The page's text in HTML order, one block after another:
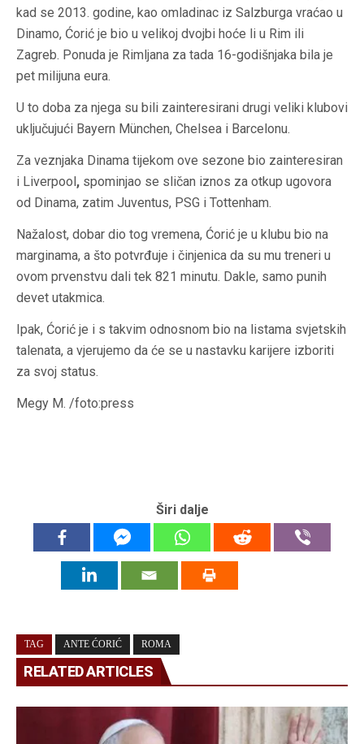
kad se 2013. godine, kao omladinac iz Salzburga vraćao u
Dinamo, Ćorić je bio u velikoj dvojbi hoće li u Rim ili
Zagreb. Ponuda je Rimljana za tada 16-godišnjaka bila je
pet milijuna eura.
U to doba za njega su bili zainteresirani drugi veliki klubovi
uključujući Bayern München, Chelsea i Barcelonu.
Za veznjaka Dinama tijekom ove sezone bio zainteresiran
i Liverpool , spominjao se sličan iznos za otkup ugovora
od Dinama, zatim Juventus, PSG i Tottenham.
Nažalost, dobar dio tog vremena, Ćorić je u klubu bio na
marginama, a što potvrđuje i činjenica da su mu treneri u
ovom prvenstvu dali tek 821 minutu. Dakle, samo punih
devet utakmica.
Ipak, Ćorić je i s takvim odnosnom bio na listama svjetskih
talenata, a vjerujemo da će se u nastavku karijere izboriti
za svoj status.
Megy M. /foto:press
Širi dalje
TAG ANTE ĆORIĆ ROMA
RELATED ARTICLES